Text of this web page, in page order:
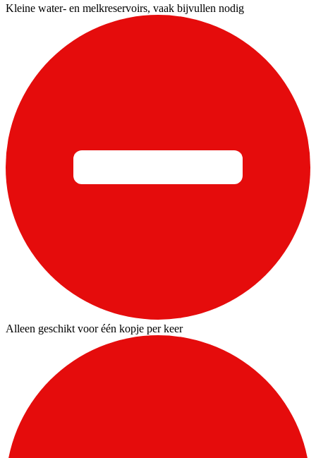
Kleine water- en melkreservoirs, vaak bijvullen nodig
Alleen geschikt voor één kopje per keer